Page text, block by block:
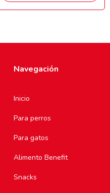
Navegación
Inicio
Para perros
Para gatos
Alimento Benefit
Snacks